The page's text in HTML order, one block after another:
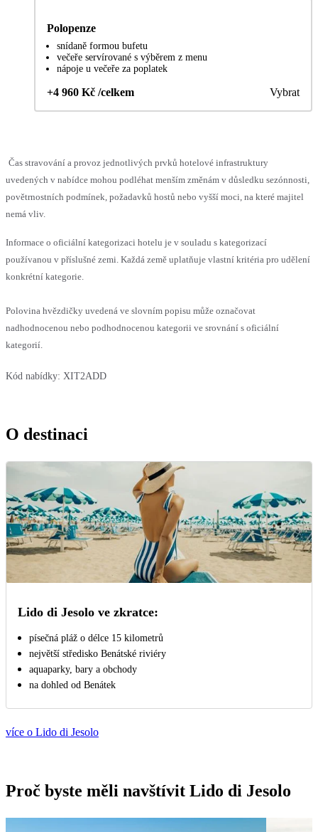
Polopenze
snídaně formou bufetu
večeře servírované s výběrem z menu
nápoje u večeře za poplatek
+4 960 Kč /celkem Vybrat
Čas stravování a provoz jednotlivých prvků hotelové infrastruktury
uvedených v nabídce mohou podléhat menším změnám v důsledku sezónnosti,
povětrnostních podmínek, požadavků hostů nebo vyšší moci, na které majitel
nemá vliv.
Informace o oficiální kategorizaci hotelu je v souladu s kategorizací
používanou v příslušné zemi. Každá země uplatňuje vlastní kritéria pro udělení
konkrétní kategorie.
Polovina hvězdičky uvedená ve slovním popisu může označovat
nadhodnocenou nebo podhodnocenou kategorii ve srovnání s oficiální
kategorií.
Kód nabídky: XIT2ADD
O destinaci
Lido di Jesolo ve zkratce:
písečná pláž o délce 15 kilometrů
největší středisko Benátské riviéry
aquaparky, bary a obchody
na dohled od Benátek
více o Lido di Jesolo
Proč byste měli navštívit Lido di Jesolo